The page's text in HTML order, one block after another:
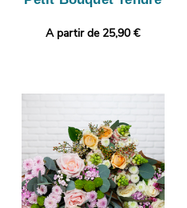
A partir de 25,90 €